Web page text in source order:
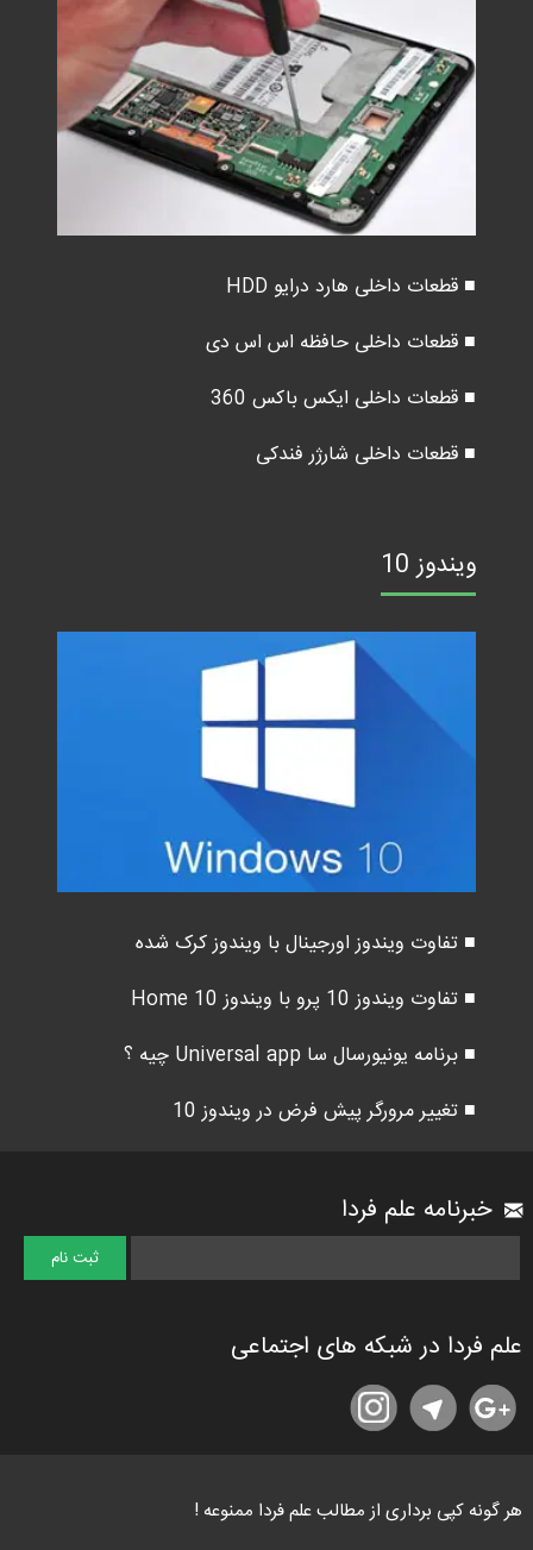
■ قطعات داخلی هارد درایو HDD
■ قطعات داخلی حافظه اس اس دی
■ قطعات داخلی ایکس باکس 360
■ قطعات داخلی شارژر فندکی
ویندوز 10
■ تفاوت ویندوز اورجینال با ویندوز کرک شده
■ تفاوت ویندوز 10 پرو با ویندوز 10 Home
■ برنامه یونیورسال سا Universal app چیه ؟
■ تغییر مرورگر پیش فرض در ویندوز 10
خبرنامه علم فردا
علم فردا در شبکه های اجتماعی
هر گونه کپی برداری از مطالب علم فردا ممنوعه !